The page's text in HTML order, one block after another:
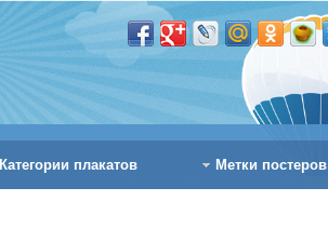
Категории плакатов Метки постеров